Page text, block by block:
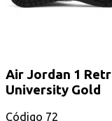
Air Jordan 1
University Gold
Código 72